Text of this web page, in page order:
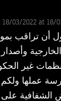
18/03/2022 at 18/
أن تراقب
وأصدار
غير
عملها ولكم